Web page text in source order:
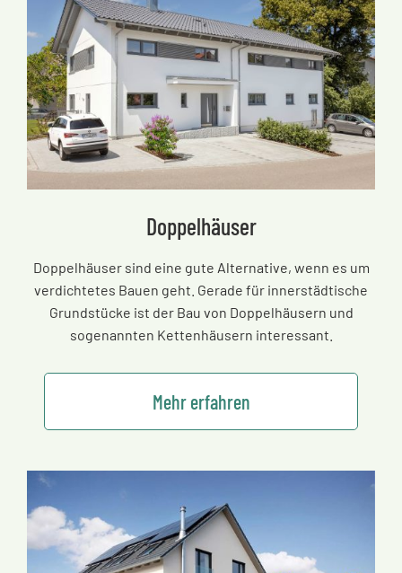
Doppelhäuser
Doppelhäuser sind eine gute Alternative, wenn es um
verdichtetes Bauen geht. Gerade für innerstädtische
Grundstücke ist der Bau von Doppelhäusern und
sogenannten Kettenhäusern interessant.
Mehr erfahren